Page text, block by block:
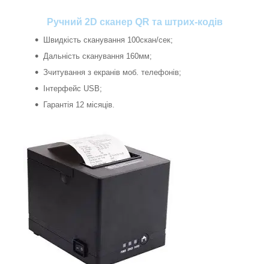
Ручний 2D сканер QR та штрих-кодів
Швидкість сканування 100скан/сек;
Дальність сканування 160мм;
Зчитування з екранів моб. телефонів;
Інтерфейс USB;
Гарантія 12 місяців.